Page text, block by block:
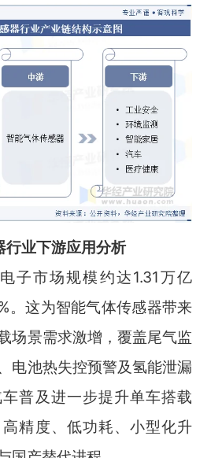
行业下游应用分析
子市场规模约达1.31万亿
。这为智能气体传感器带来
场景需求激增，覆盖尾气监
电池热失控预警及氢能泄漏
普及进一步提升单车搭载
精度、低功耗、小型化升